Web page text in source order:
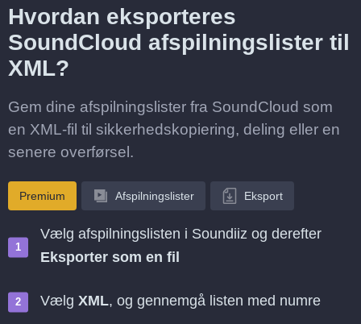
Hvordan eksporteres
SoundCloud afspilningslister til
XML?
Gem dine afspilningslister fra SoundCloud som
en XML-fil til sikkerhedskopiering, deling eller en
senere overførsel.
Premium Afspilningslister Eksport
Vælg afspilningslisten i Soundiiz og derefter
Eksporter som en fil
Vælg XML, og gennemgå listen med numre